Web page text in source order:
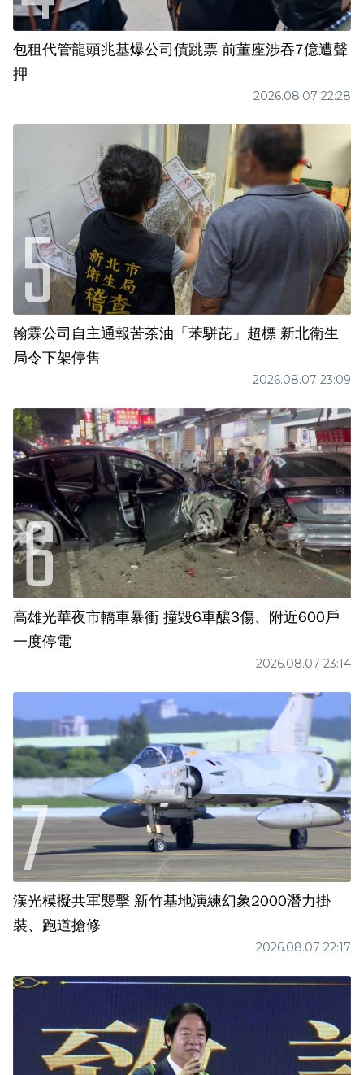
包租代管龍頭兆基爆公司債跳票 前董座涉吞7億遭聲
押
2026.08.07 22:28
翰霖公司自主通報苦茶油「苯駢芘」超標 新北衛生
局令下架停售
2026.08.07 23:09
高雄光華夜市轎車暴衝 撞毀6車釀3傷、附近600戶
一度停電
2026.08.07 23:14
漢光模擬共軍襲擊 新竹基地演練幻象2000潛力掛
裝、跑道搶修
2026.08.07 22:17